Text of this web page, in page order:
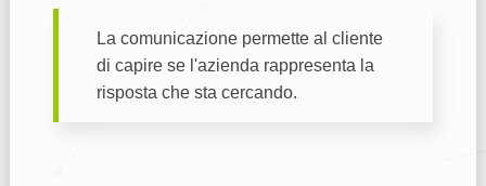
La comunicazione permette al cliente
di capire se l'azienda rappresenta la
risposta che sta cercando.